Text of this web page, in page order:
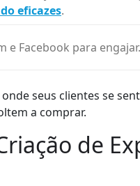
eficazes.
e Facebook para engajar.
seus clientes se
a comprar.
de